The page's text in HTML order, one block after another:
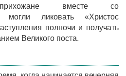
вместе со
могли ликовать «Христос
полночи и получать
Великого поста.